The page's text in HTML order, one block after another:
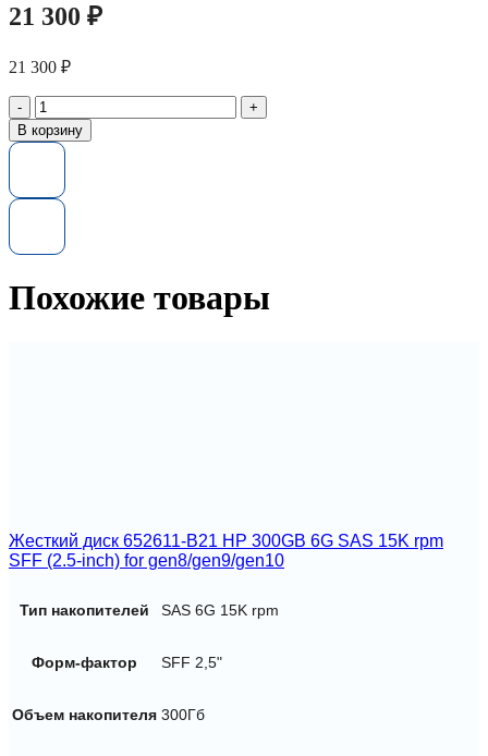
21 300 ₽
21 300 ₽
Количество
товара
Жесткий
AJPH
600GB
LFF
inc
В корзину
Похожие товары
Жесткий диск 652611-B21 HP 300GB 6G SAS 15K rpm
SFF (2.5-inch) for gen8/gen9/gen10
Тип накопителей SAS 6G 15K rpm
Форм-фактор SFF 2,5"
Объем накопителя 300Гб